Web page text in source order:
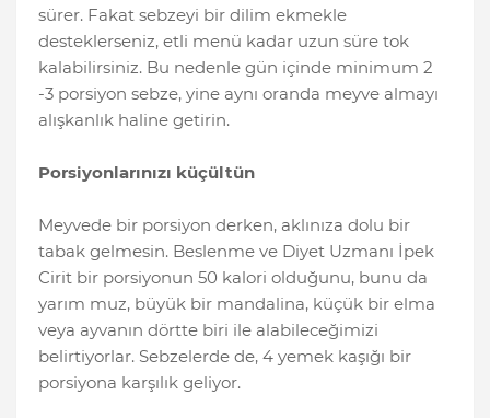
sürer. Fakat sebzeyi bir dilim ekmekle
desteklerseniz, etli menü kadar uzun süre tok
kalabilirsiniz. Bu nedenle gün içinde minimum 2
-3 porsiyon sebze, yine aynı oranda meyve almayı
alışkanlık haline getirin.
Porsiyonlarınızı küçültün
Meyvede bir porsiyon derken, aklınıza dolu bir
tabak gelmesin. Beslenme ve Diyet Uzmanı İpek
Cirit bir porsiyonun 50 kalori olduğunu, bunu da
yarım muz, büyük bir mandalina, küçük bir elma
veya ayvanın dörtte biri ile alabileceğimizi
belirtiyorlar. Sebzelerde de, 4 yemek kaşığı bir
porsiyona karşılık geliyor.